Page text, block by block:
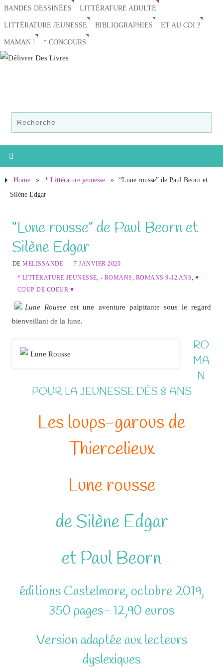
BANDES DESSINÉES LITTÉRATURE ADULTE
LITTÉRATURE JEUNESSE BIBLIOGRAPHIES ET AU CDI ?
MAMAN ! * CONCOURS
Home » * Littérature jeunesse »
“Lune rousse” de Paul Beorn et
Silène Edgar
“Lune rousse” de Paul Beorn et
Silène Edgar
DEMELISSANDE
7 JANVIER 2020
* LITTÉRATURE JEUNESSE, - ROMANS, ROMANS 9-12 ANS,♥
COUP DE COEUR ♥
Lune Rousse est une aventure palpitante sous le regard
bienveillant de la lune.
RO
MA
N
POUR LA JEUNESSE DÈS 8 ANS
Les loups-garous de
Thiercelieux
Lune rousse
de Silène Edgar
et Paul Beorn
éditions Castelmore, octobre 2019,
350 pages- 12,90 euros
Version adaptée aux lecteurs
dyslexiques